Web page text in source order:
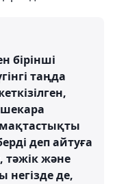
бірінші
таңда
шекара
деп айтуға
тәжік және
негізде де,